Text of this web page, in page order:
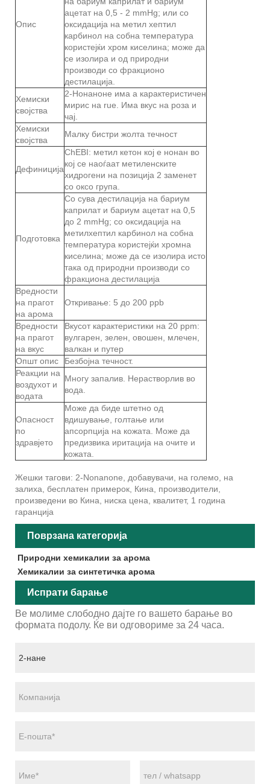
Опис
ацетат на 0,5 - 2 mmHg; или со
оксидација на метил хептил
карбинол на собна температура
користејќи хром киселина; може да
се изолира и од природни
производи со фракционо
дестилација.
Хемиски
својства
2-Нонаноне има а карактеристичен
мирис на rue. Има вкус на роза и
чај.
Хемиски
својства
Малку бистри жолта течност
Дефиниција
ChEBI: метил кетон кој е нонан во
кој се наоѓаат метиленските
хидрогени на позиција 2 заменет
со оксо група.
Подготовка
Со сува дестилација на бариум
каприлат и бариум ацетат на 0,5
до 2 mmHg; со оксидација на
метилхептил карбинол на собна
температура користејќи хромна
киселина; може да се изолира исто
така од природни производи со
фракциона дестилација
Вредности
на прагот
на арома
Откривање: 5 до 200 ppb
Вредности
на прагот
на вкус
Вкусот карактеристики на 20 ppm:
вулгарен, зелен, овошен, млечен,
валкан и путер
Општ опис
Безбојна течност.
Реакции на
воздухот и
водата
Многу запалив. Нерастворлив во
вода.
Опасност
по
здравјето
Може да биде штетно од
вдишување, голтање или
апсорпција на кожата. Може да
предизвика иритација на очите и
кожата.
Жешки тагови: 2-Nonanone, добавувачи, на големо, на
залиха, бесплатен примерок, Кина, производители,
произведени во Кина, ниска цена, квалитет, 1 година
гаранција
Поврзана категорија
Природни хемикалии за арома
Хемикалии за синтетичка арома
Испрати барање
Ве молиме слободно дајте го вашето барање во
формата подолу. Ќе ви одговориме за 24 часа.